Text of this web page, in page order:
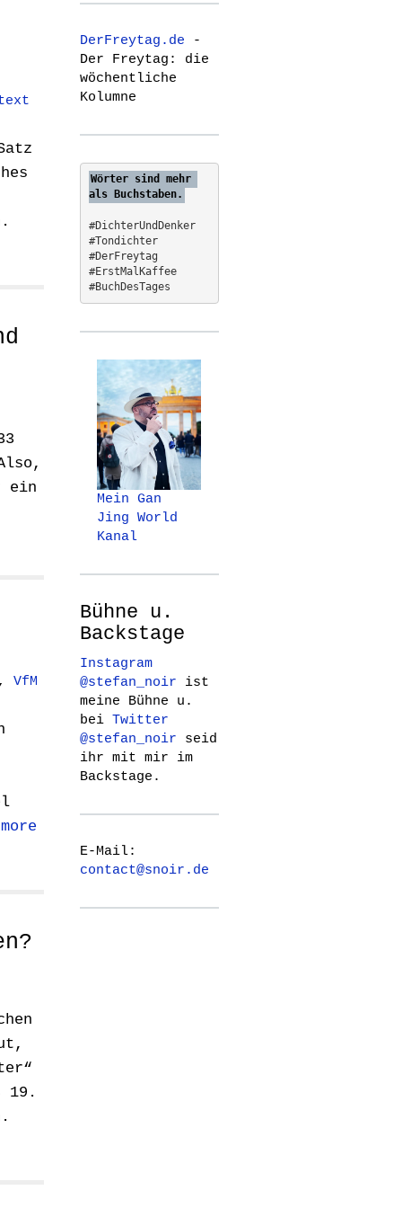
ein
, VfM
19.
r
h
f
o
r
DerFreytag.de -
Der Freytag: die
wöchentliche
Kolumne
Wörter sind mehr
als Buchstaben.
#DichterUndDenker
#Tondichter
#DerFreytag
#ErstMalKaffee
#BuchDesTages
Mein Gan
Jing World
Kanal
Bühne u.
Backstage
Instagram
@stefan_noir ist
meine Bühne u.
bei Twitter
@stefan_noir seid
ihr mit mir im
Backstage.
E-Mail:
contact@snoir.de